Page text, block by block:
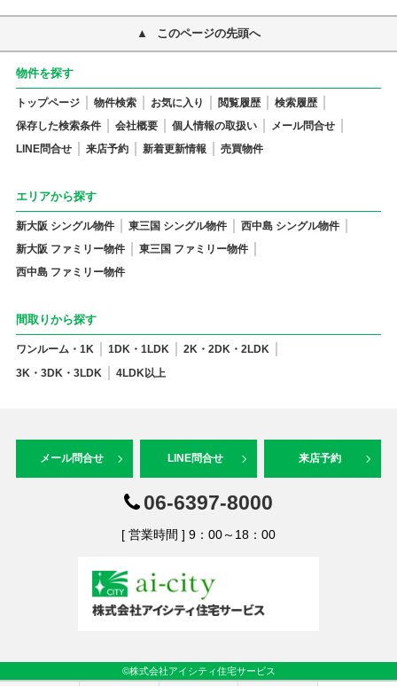
このページの先頭へ
物件を探す
トップページ 物件検索 お気に入り 閲覧履歴
検索履歴
保存した検索条件
会社概要 個人情報の取扱い
メール問合せ
LINE問合せ
来店予約 新着更新情報 売買物件
エリアから探す
新大阪 シングル物件 東三国 シングル物件
西中島 シングル物件
新大阪 ファミリー物件
東三国 ファミリー物件
西中島 ファミリー物件
間取りから探す
ワンルーム・1K 1DK・1LDK
2K・2DK・2LDK
3K・3DK・3LDK
4LDK以上
メール問合せ LINE問合せ 来店予約
06-6397-8000
[ 営業時間 ] 9：00～18：00
©株式会社アイシティ住宅サービス